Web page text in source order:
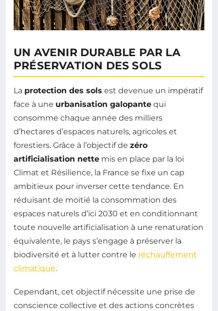
UN AVENIR DURABLE PAR LA
PRÉSERVATION DES SOLS
La protection des sols est devenue un impératif
face à une urbanisation galopante qui
consomme chaque année des milliers
d’hectares d’espaces naturels, agricoles et
forestiers. Grâce à l’objectif de zéro
artificialisation nette mis en place par la loi
Climat et Résilience, la France se fixe un cap
ambitieux pour inverser cette tendance. En
réduisant de moitié la consommation des
espaces naturels d’ici 2030 et en conditionnant
toute nouvelle artificialisation à une renaturation
équivalente, le pays s’engage à préserver la
biodiversité et à lutter contre le réchauffement
climatique.
Cependant, cet objectif nécessite une prise de
conscience collective et des actions concrètes